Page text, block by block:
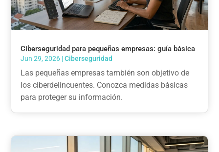
Ciberseguridad para pequeñas empresas: guía básica
Jun 29, 2026 |Ciberseguridad
Las pequeñas empresas también son objetivo de
los ciberdelincuentes. Conozca medidas básicas
para proteger su información.